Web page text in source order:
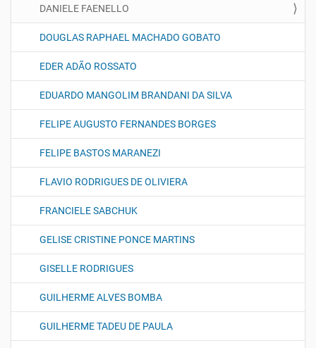
DANIELE FAENELLO
DOUGLAS RAPHAEL MACHADO GOBATO
EDER ADÃO ROSSATO
EDUARDO MANGOLIM BRANDANI DA SILVA
FELIPE AUGUSTO FERNANDES BORGES
FELIPE BASTOS MARANEZI
FLAVIO RODRIGUES DE OLIVIERA
FRANCIELE SABCHUK
GELISE CRISTINE PONCE MARTINS
GISELLE RODRIGUES
GUILHERME ALVES BOMBA
GUILHERME TADEU DE PAULA